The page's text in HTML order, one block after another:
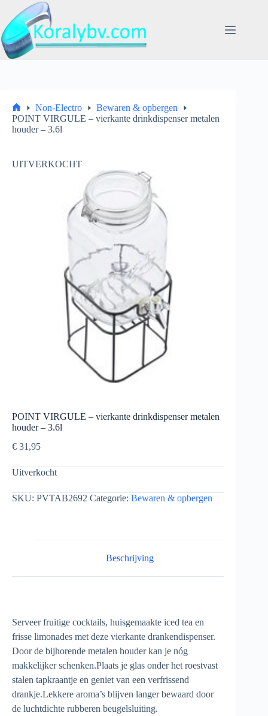
naar
de
inhoud
Home
Non-Electro
Bewaren & opbergen
POINT VIRGULE – vierkante drinkdispenser metalen
houder – 3.6l
UITVERKOCHT
POINT VIRGULE – vierkante drinkdispenser metalen
houder – 3.6l
€ 31,95
Uitverkocht
SKU: PVTAB2692 Categorie: Bewaren & opbergen
Beschrijving
Serveer fruitige cocktails, huisgemaakte iced tea en
frisse limonades met deze vierkante drankendispenser.
Door de bijhorende metalen houder kan je nóg
makkelijker schenken.Plaats je glas onder het roestvast
stalen tapkraantje en geniet van een verfrissend
drankje.Lekkere aroma’s blijven langer bewaard door
de luchtdichte rubberen beugelsluiting.